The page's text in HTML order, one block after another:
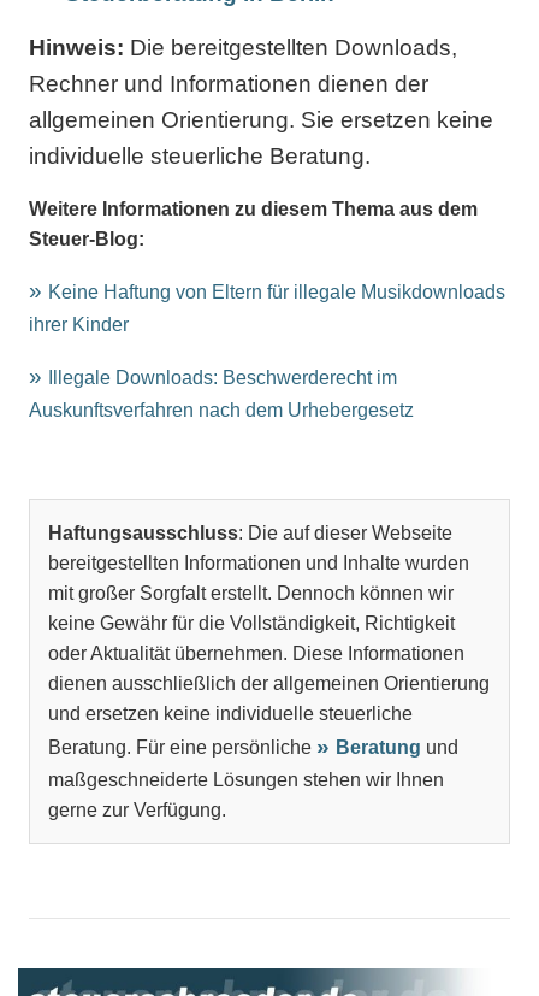
Hinweis: Die bereitgestellten Downloads,
Rechner und Informationen dienen der
allgemeinen Orientierung. Sie ersetzen keine
individuelle steuerliche Beratung.
Weitere Informationen zu diesem Thema aus dem
Steuer-Blog:
Keine Haftung von Eltern für illegale Musikdownloads
ihrer Kinder
Illegale Downloads: Beschwerderecht im
Auskunftsverfahren nach dem Urhebergesetz
Haftungsausschluss: Die auf dieser Webseite
bereitgestellten Informationen und Inhalte wurden
mit großer Sorgfalt erstellt. Dennoch können wir
keine Gewähr für die Vollständigkeit, Richtigkeit
oder Aktualität übernehmen. Diese Informationen
dienen ausschließlich der allgemeinen Orientierung
und ersetzen keine individuelle steuerliche
Beratung. Für eine persönliche
Beratung und
maßgeschneiderte Lösungen stehen wir Ihnen
gerne zur Verfügung.